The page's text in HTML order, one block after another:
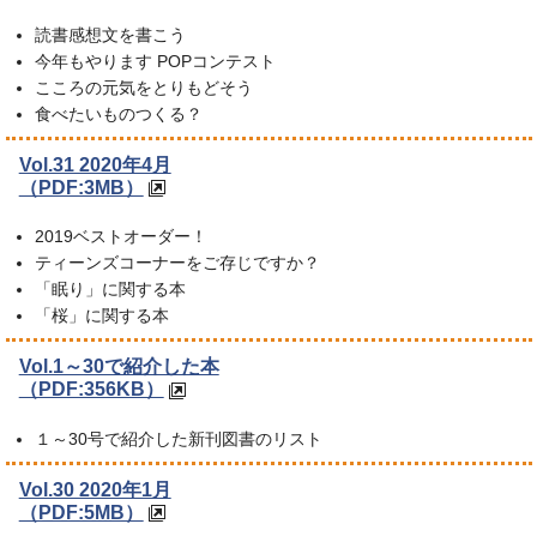
読書感想文を書こう
今年もやります POPコンテスト
こころの元気をとりもどそう
食べたいものつくる？
Vol.31 2020年4月
（PDF:3MB）
2019ベストオーダー！
ティーンズコーナーをご存じですか？
「眠り」に関する本
「桜」に関する本
Vol.1～30で紹介した本
（PDF:356KB）
１～30号で紹介した新刊図書のリスト
Vol.30 2020年1月
（PDF:5MB）